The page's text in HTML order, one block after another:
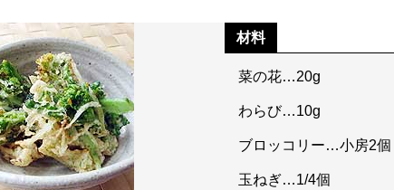
材料
菜の花…20g
わらび…10g
ブロッコリー…小房2個
玉ねぎ…1/4個